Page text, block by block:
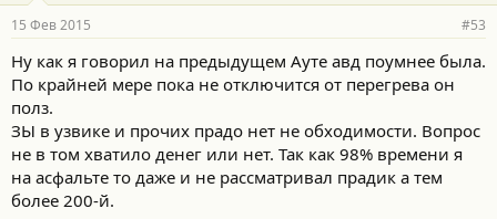
15 Фев 2015 #53
Ну как я говорил на предыдущем Ауте авд поумнее была.
По крайней мере пока не отключится от перегрева он
полз.
ЗЫ в узвике и прочих прадо нет не обходимости. Вопрос
не в том хватило денег или нет. Так как 98% времени я
на асфальте то даже и не рассматривал прадик а тем
более 200-й.